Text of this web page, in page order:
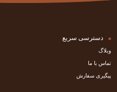
دسترسی سریع
وبلاگ
تماس با ما
پیگیری سفارش